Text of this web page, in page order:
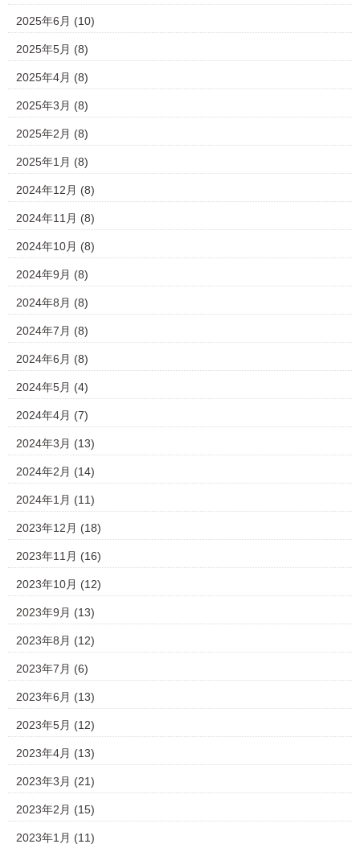
2025年6月 (10)
2025年5月 (8)
2025年4月 (8)
2025年3月 (8)
2025年2月 (8)
2025年1月 (8)
2024年12月 (8)
2024年11月 (8)
2024年10月 (8)
2024年9月 (8)
2024年8月 (8)
2024年7月 (8)
2024年6月 (8)
2024年5月 (4)
2024年4月 (7)
2024年3月 (13)
2024年2月 (14)
2024年1月 (11)
2023年12月 (18)
2023年11月 (16)
2023年10月 (12)
2023年9月 (13)
2023年8月 (12)
2023年7月 (6)
2023年6月 (13)
2023年5月 (12)
2023年4月 (13)
2023年3月 (21)
2023年2月 (15)
2023年1月 (11)